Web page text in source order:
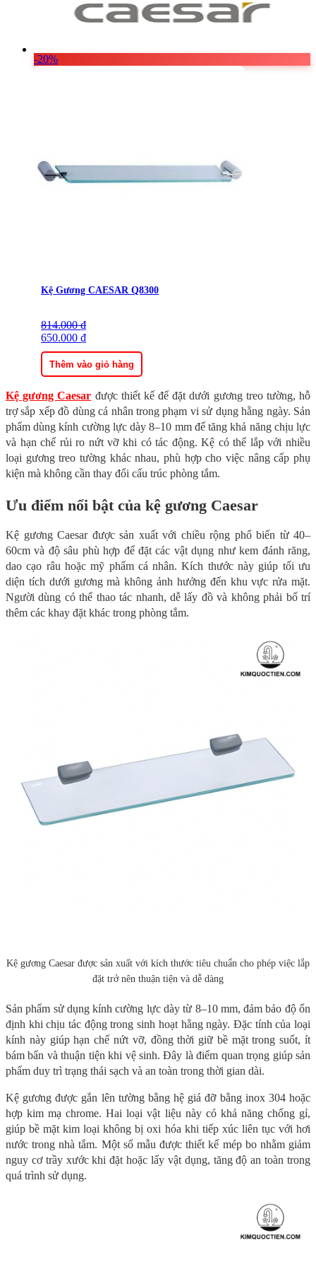
-20%
Kệ Gương CAESAR Q8300
814.000₫
Giá
gốc
là:
814.000 ₫.
650.000 ₫
Giá
hiện
tại
là:
650.000 ₫.
Thêm vào giỏ hàng
Kệ gương Caesar được thiết kế để đặt dưới gương treo tường, hỗ
trợ sắp xếp đồ dùng cá nhân trong phạm vi sử dụng hằng ngày. Sản
phẩm dùng kính cường lực dày 8–10 mm để tăng khả năng chịu lực
và hạn chế rủi ro nứt vỡ khi có tác động. Kệ có thể lắp với nhiều
loại gương treo tường khác nhau, phù hợp cho việc nâng cấp phụ
kiện mà không cần thay đổi cấu trúc phòng tắm.
Ưu điểm nổi bật của kệ gương Caesar
Kệ gương Caesar được sản xuất với chiều rộng phổ biến từ 40–
60cm và độ sâu phù hợp để đặt các vật dụng như kem đánh răng,
dao cạo râu hoặc mỹ phẩm cá nhân. Kích thước này giúp tối ưu
diện tích dưới gương mà không ảnh hưởng đến khu vực rửa mặt.
Người dùng có thể thao tác nhanh, dễ lấy đồ và không phải bố trí
thêm các khay đặt khác trong phòng tắm.
Kệ gương Caesar được sản xuất với kích thước tiêu chuẩn cho phép việc lắp
đặt trở nên thuận tiện và dễ dàng
Sản phẩm sử dụng kính cường lực dày từ 8–10 mm, đảm bảo độ ổn
định khi chịu tác động trong sinh hoạt hằng ngày. Đặc tính của loại
kính này giúp hạn chế nứt vỡ, đồng thời giữ bề mặt trong suốt, ít
bám bẩn và thuận tiện khi vệ sinh. Đây là điểm quan trọng giúp sản
phẩm duy trì trạng thái sạch và an toàn trong thời gian dài.
Kệ gương được gắn lên tường bằng hệ giá đỡ bằng inox 304 hoặc
hợp kim mạ chrome. Hai loại vật liệu này có khả năng chống gỉ,
giúp bề mặt kim loại không bị oxi hóa khi tiếp xúc liên tục với hơi
nước trong nhà tắm. Một số mẫu được thiết kế mép bo nhằm giảm
nguy cơ trầy xước khi đặt hoặc lấy vật dụng, tăng độ an toàn trong
quá trình sử dụng.